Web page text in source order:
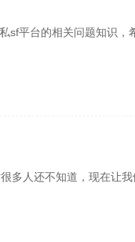
sf平台的相关问题知识，
多人还不知道，现在让